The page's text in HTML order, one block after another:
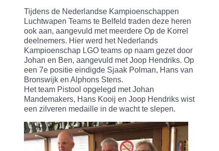
Tijdens de Nederlandse Kampioenschappen
Luchtwapen Teams te Belfeld traden deze heren
ook aan, aangevuld met meerdere Op de Korrel
deelnemers. Hier werd het Nederlands
Kampioenschap LGO teams op naam gezet door
Johan en Ben, aangevuld met Joop Hendriks. Op
een 7e positie eindigde Sjaak Polman, Hans van
Bronswijk en Alphons Stens.
Het team Pistool opgelegd met Johan
Mandemakers, Hans Kooij en Joop Hendriks wist
een zilveren medaille in de wacht te slepen.